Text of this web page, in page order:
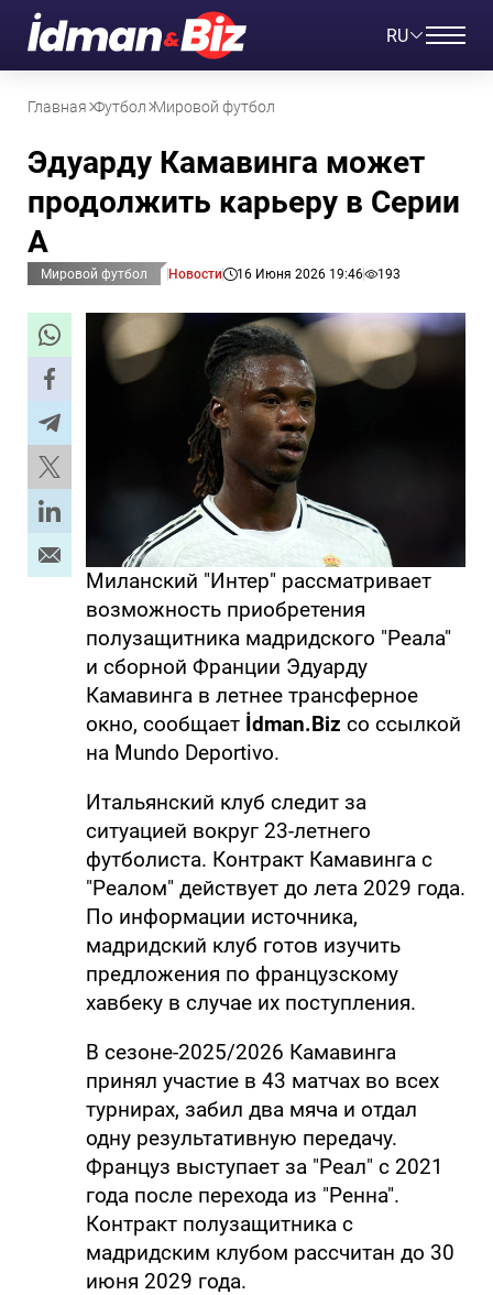
RU
Главная Футбол Мировой футбол
Эдуарду Камавинга может
продолжить карьеру в Серии
А
Мировой футбол Новости 16 Июня 2026 19:46 193
Миланский "Интер" рассматривает
возможность приобретения
полузащитника мадридского "Реала"
и сборной Франции Эдуарду
Камавинга в летнее трансферное
окно, сообщает İdman.Biz со ссылкой
на Mundo Deportivo.
Итальянский клуб следит за
ситуацией вокруг 23-летнего
футболиста. Контракт Камавинга с
"Реалом" действует до лета 2029 года.
По информации источника,
мадридский клуб готов изучить
предложения по французскому
хавбеку в случае их поступления.
В сезоне-2025/2026 Камавинга
принял участие в 43 матчах во всех
турнирах, забил два мяча и отдал
одну результативную передачу.
Француз выступает за "Реал" с 2021
года после перехода из "Ренна".
Контракт полузащитника с
мадридским клубом рассчитан до 30
июня 2029 года.